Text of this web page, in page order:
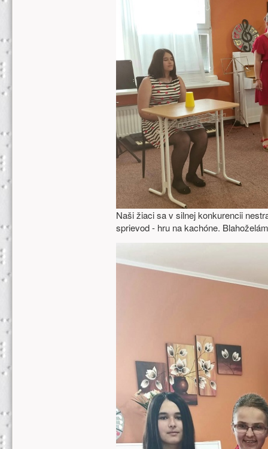
Naši žiaci sa v silnej konkurencii
sprievod - hru na kachóne.